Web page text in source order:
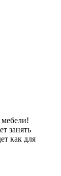
мебели!
занять
как для